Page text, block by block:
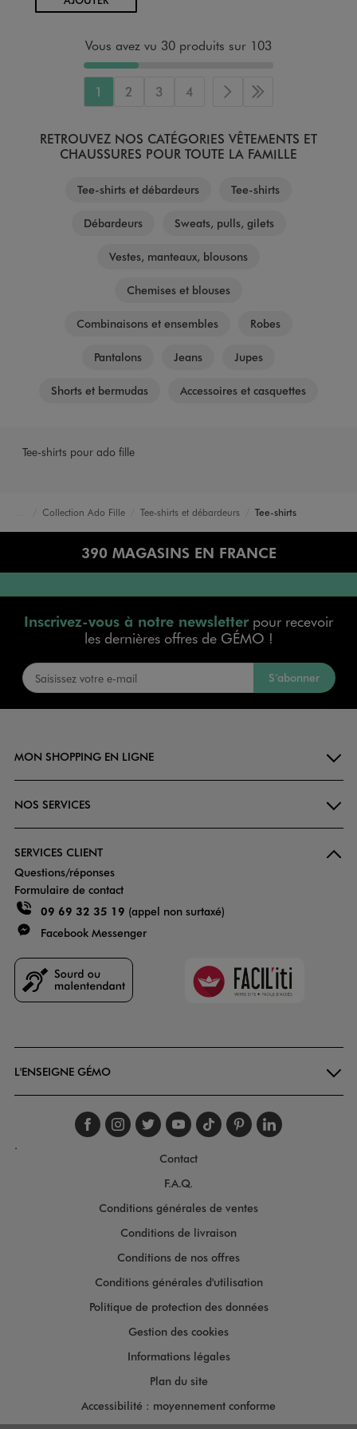
Vous avez vu 30 produits sur 103
1 2 3 4 Page suivante
Dernière page
RETROUVEZ NOS CATÉGORIES VÊTEMENTS ET
CHAUSSURES POUR TOUTE LA FAMILLE
Tee-shirts et débardeurs Tee-shirts
Débardeurs Sweats, pulls, gilets
Vestes, manteaux, blousons
Chemises et blouses
Combinaisons et ensembles Robes
Pantalons Jeans Jupes
Shorts et bermudas Accessoires et casquettes
Tee-shirts pour ado fille
AccueilCollection Ado Fille Tee-shirts et débardeurs Tee-shirts
390 MAGASINS EN FRANCE
Inscrivez-vous à notre newsletterpour recevoir
les dernières offres de GÉMO !
S’abonner
MON SHOPPING EN LIGNE
NOS SERVICES
SERVICES CLIENT
Questions/réponses
Formulaire de contact
09 69 32 35 19 (appel non surtaxé)
Facebook Messenger
Faciliti
L'ENSEIGNE GÉMO
Suivez-nous sur
Suivez-nous sur
Suivez-nous sur
Suivez-nous
Suivez-nous
Suivez-
.
Contact
F.A.Q.
Conditions générales de ventes
Conditions de livraison
Conditions de nos offres
Conditions générales d'utilisation
Politique de protection des données
Gestion des cookies
Informations légales
Plan du site
Accessibilité : moyennement conforme